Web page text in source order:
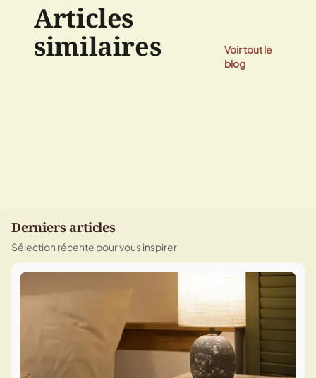
Articles
similaires
Voir tout le
blog
Derniers articles
Sélection récente pour vous inspirer